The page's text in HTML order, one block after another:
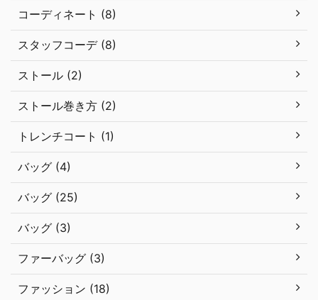
コーディネート (8)
スタッフコーデ (8)
ストール (2)
ストール巻き方 (2)
トレンチコート (1)
バッグ (4)
バッグ (25)
バッグ (3)
ファーバッグ (3)
ファッション (18)